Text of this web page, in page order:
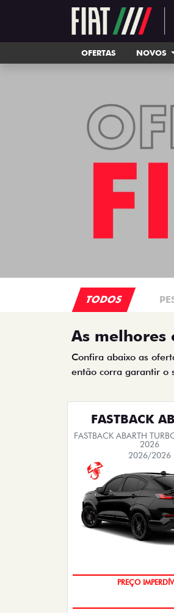
OFERTAS NOVOS
TODOS
As melhores
Confira abaixo as
então corra garantir o
FASTBACK
FASTBACK ABARTH
2026
2026/2026
TAXA ZERO